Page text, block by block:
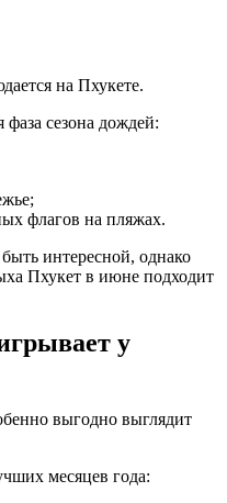
на Пхукете.
фаза сезона дождей:
флагов на пляжах.
интересной, однако
Пхукет в июне подходит
у
выгодно выглядит
месяцев года: